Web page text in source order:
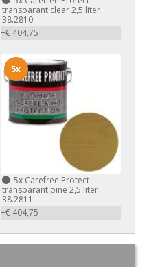
transparant clear 2,5 liter
38.2810
+€ 404,75
5xCarefree Protect
transparant pine 2,5 liter
38.2811
+€ 404,75
5x